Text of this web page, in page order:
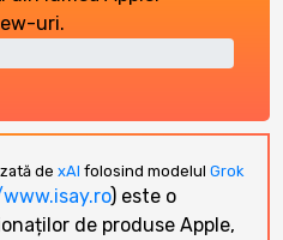
uri.
de xAI folosind modelul Grok
) este o
de produse Apple,